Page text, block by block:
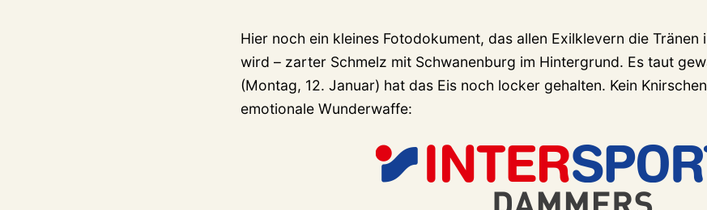
Hier noch ein kleines Fotodokument, das allen Exilklevern die Tränen
wird – zarter Schmelz mit Schwanenburg im Hintergrund. Es taut
(Montag, 12. Januar) hat das Eis noch locker gehalten. Kein
emotionale Wunderwaffe: